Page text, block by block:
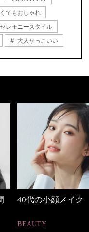
てもおしゃれ
セレモニースタイル
大人かっこいい
働く女性のバッグ
FASHION